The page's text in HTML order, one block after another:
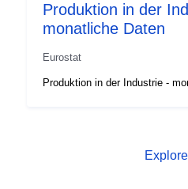
Produktion in der
monatliche Daten
Eurostat
Produktion in der Industrie -